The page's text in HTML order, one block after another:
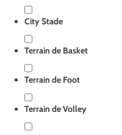
City Stade
Terrain de Basket
Terrain de Foot
Terrain de Volley